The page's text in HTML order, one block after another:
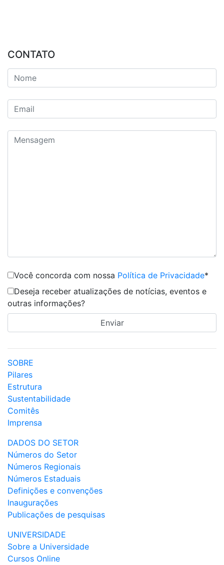
CONTATO
Você concorda com nossa Política de Privacidade*
Deseja receber atualizações de notícias, eventos e
outras informações?
SOBRE
Pilares
Estrutura
Sustentabilidade
Comitês
Imprensa
DADOS DO SETOR
Números do Setor
Números Regionais
Números Estaduais
Definições e convenções
Inaugurações
Publicações de pesquisas
UNIVERSIDADE
Sobre a Universidade
Cursos Online